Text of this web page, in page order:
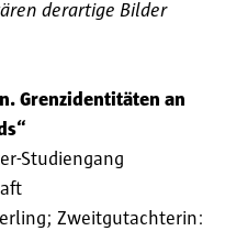
derartige Bilder
Grenzidentitäten an
Studiengang
Zweitgutachterin: